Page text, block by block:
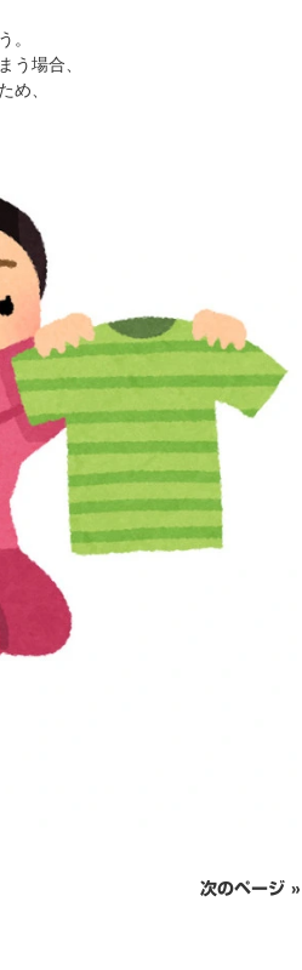
。
う場合、
め、
次のページ »